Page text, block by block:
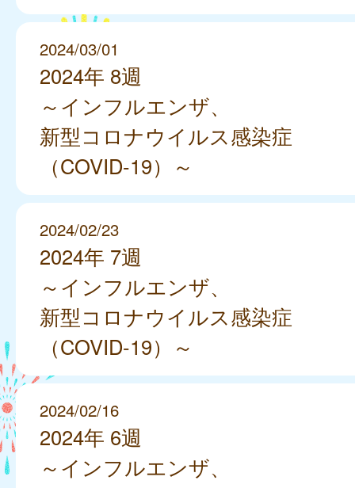
2024/03/01
2024年 8週
～インフルエンザ、
新型コロナウイルス感染症
（COVID-19）～
2024/02/23
2024年 7週
～インフルエンザ、
新型コロナウイルス感染症
（COVID-19）～
2024/02/16
2024年 6週
～インフルエンザ、